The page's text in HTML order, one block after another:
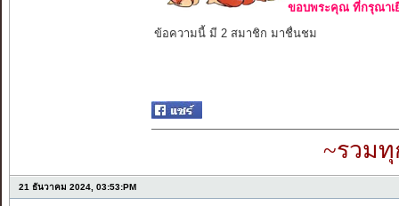
ขอบพระคุณ ที่กรุณาเ
ข้อความนี้ มี 2 สมาชิก มาชื่นชม
~รวมทุ
21 ธันวาคม 2024, 03:53:PM